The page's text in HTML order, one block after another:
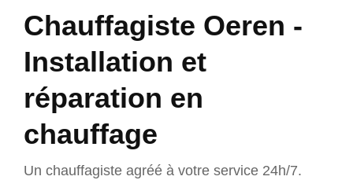
Chauffagiste Oeren -
Installation et
réparation en
chauffage
Un chauffagiste agréé à votre service 24h/7.